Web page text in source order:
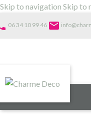
Skip to navigation Skip to
06 34 10 99 46 email